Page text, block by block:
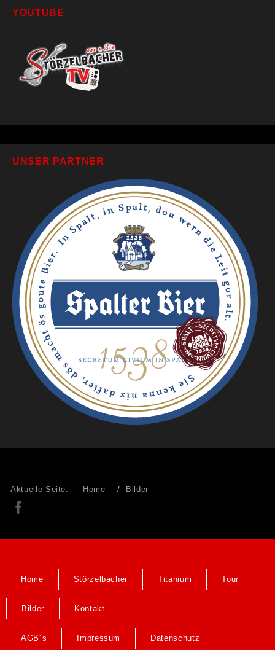
YOUTUBE
UNSER PARTNER
Aktuelle Seite: Home Bilder
Home Störzelbacher Titanium Tour
Bilder Kontakt
AGB´s Impressum Datenschutz